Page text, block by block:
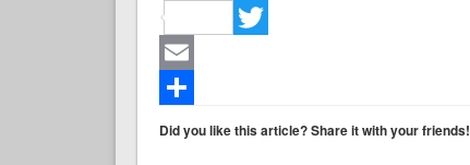
Facebook
Twitter
Email
Dela
Did you like this article? Share it with your friends!